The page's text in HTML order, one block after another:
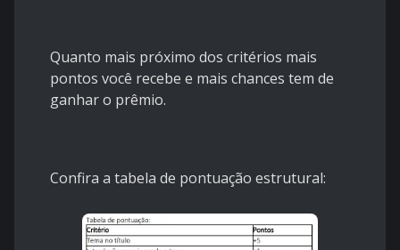
Quanto mais próximo dos critérios mais
pontos você recebe e mais chances tem de
ganhar o prêmio.
Confira a tabela de pontuação estrutural: